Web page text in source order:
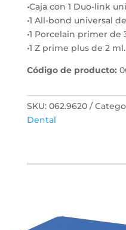
•Caja con 1 Duo-link
•1 All-bond universal
•1 Porcelain primer de
•1 Z prime plus de 2 ml.
Código de producto:
SKU: 062.9620
Dental